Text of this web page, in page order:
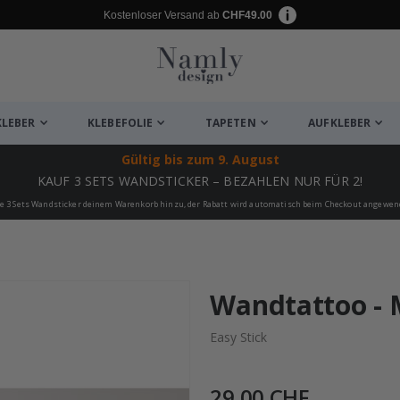
Kostenloser Versand ab CHF49.00
KLEBEFOLIE TAPETEN AUFKLEBER
Gültig bis zum 9. August
KAUF 3 SETS WANDSTICKER – BEZAHLEN NUR FÜR 2!
3 Sets Wandsticker deinem Warenkorb hinzu, der Rabatt wird automatisch beim Checkout
Wandtattoo -
Easy Stick